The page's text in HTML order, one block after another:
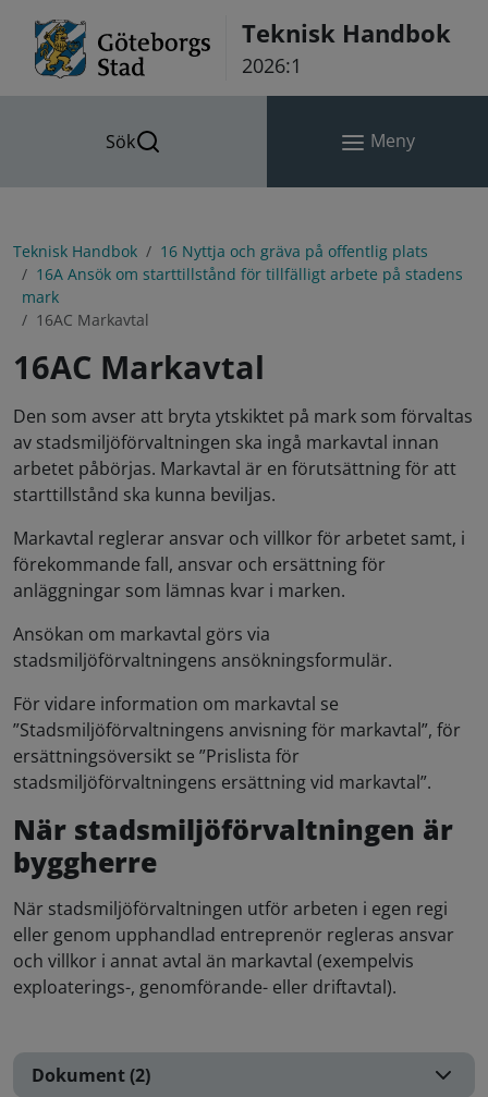
Teknisk Handbok
2026:1
Sök Meny
Teknisk Handbok
16 Nyttja och gräva på offentlig plats
16A Ansök om starttillstånd för tillfälligt arbete på stadens
mark
16AC Markavtal
16AC Markavtal
Den som avser att bryta ytskiktet på mark som förvaltas
av stadsmiljöförvaltningen ska ingå markavtal innan
arbetet påbörjas. Markavtal är en förutsättning för att
starttillstånd ska kunna beviljas.
Markavtal reglerar ansvar och villkor för arbetet samt, i
förekommande fall, ansvar och ersättning för
anläggningar som lämnas kvar i marken.
Ansökan om markavtal görs via
stadsmiljöförvaltningens ansökningsformulär.
För vidare information om markavtal se
”Stadsmiljöförvaltningens anvisning för markavtal”, för
ersättningsöversikt se ”Prislista för
stadsmiljöförvaltningens ersättning vid markavtal”.
När stadsmiljöförvaltningen är
byggherre
När stadsmiljöförvaltningen utför arbeten i egen regi
eller genom upphandlad entreprenör regleras ansvar
och villkor i annat avtal än markavtal (exempelvis
exploaterings-, genomförande- eller driftavtal).
Dokument (2)